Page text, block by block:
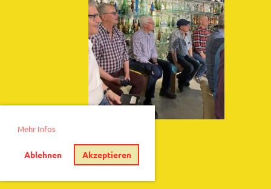
Mehr Infos
Ablehnen Akzeptieren